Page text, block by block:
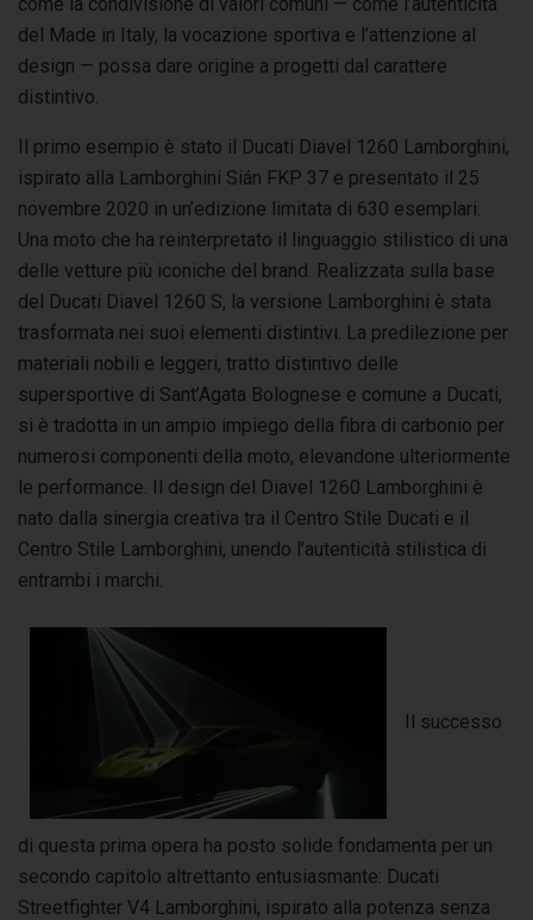
del Made in Italy, la vocazione sportiva e l’attenzione al
design — possa dare origine a progetti dal carattere
distintivo.
Il primo esempio è stato il Ducati Diavel 1260 Lamborghini,
ispirato alla Lamborghini Sián FKP 37 e presentato il 25
novembre 2020 in un’edizione limitata di 630 esemplari.
Una moto che ha reinterpretato il linguaggio stilistico di una
delle vetture più iconiche del brand. Realizzata sulla base
del Ducati Diavel 1260 S, la versione Lamborghini è stata
trasformata nei suoi elementi distintivi. La predilezione per
materiali nobili e leggeri, tratto distintivo delle
supersportive di Sant’Agata Bolognese e comune a Ducati,
si è tradotta in un ampio impiego della fibra di carbonio per
numerosi componenti della moto, elevandone ulteriormente
le performance. Il design del Diavel 1260 Lamborghini è
nato dalla sinergia creativa tra il Centro Stile Ducati e il
Centro Stile Lamborghini, unendo l’autenticità stilistica di
entrambi i marchi.
Il successo
di questa prima opera ha posto solide fondamenta per un
secondo capitolo altrettanto entusiasmante: Ducati
Streetfighter V4 Lamborghini, ispirato alla potenza senza